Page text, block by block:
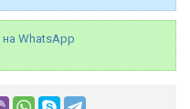
WhatsApp